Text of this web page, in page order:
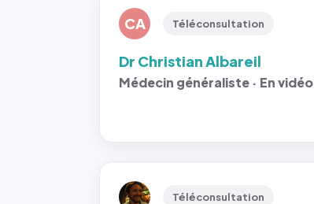
CA Téléconsultation
Dr Christian Albareil
Médecin généraliste · En vidéo
Téléconsultation